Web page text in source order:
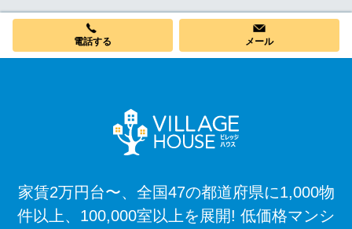
電話する メール
家賃2万円台〜、全国47の都道府県に1,000物
件以上、100,000室以上を展開! 低価格マンシ